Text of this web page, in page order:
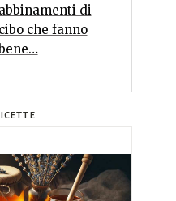
abbinamenti di
cibo che fanno